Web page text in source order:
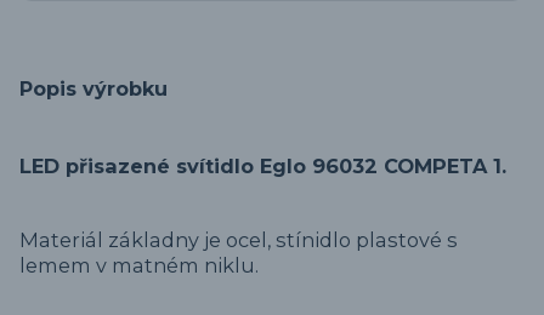
Popis výrobku
LED přisazené svítidlo Eglo 96032 COMPETA 1.
Materiál základny je ocel, stínidlo plastové s
lemem v matném niklu.